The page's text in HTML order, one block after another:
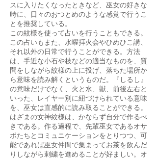
スに入りたくなったときなど、巫女の好きな
時に、日々のおつとめのような感覚で行うこ
とを推奨している。
この紋様を使って占いを行うこともできる。
この占いもまた、水曜拝火会やひめひこ講、
それ以外の日常で行うことができる。方法
は、手近な小石や枝などの適当なものを、質
問をしながら紋様の上に投げ、落ちた場所か
ら意味を読み解くというものだ。『しるし』
の意味だけでなく、火と水、獣、前後左右と
いった、レイヤー別に紐づけられている意味
を、巫女は直感的に読み取ることができる。
はざまの女神紋様は、かならず自分で作るべ
きである。作る過程で、先輩巫女であるオサ
ポたちとコミュニケーションをとりつつ、可
能であれば巫女仲間で集まってお茶を飲んだ
りしながら刺繍を進めることが好ましい。オ